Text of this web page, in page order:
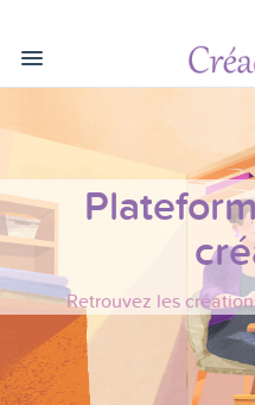
Retrouvez les